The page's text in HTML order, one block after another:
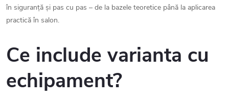
în siguranță și pas cu pas – de la bazele teoretice până la aplicarea
practică în salon.
Ce include varianta cu
echipament?